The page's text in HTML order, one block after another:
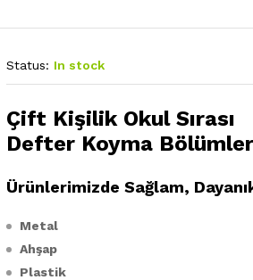
Status: In stock
Çift Kişilik Okul Sırası
Defter Koyma
Ürünlerimizde Sağlam,
Metal
Ahşap
Plastik